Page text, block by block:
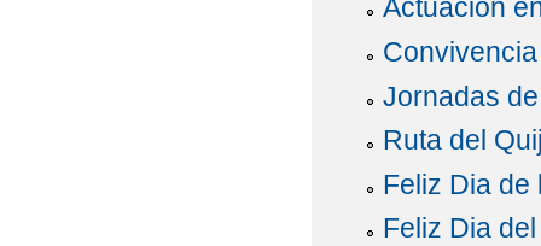
Actuación
Jornadas
Ruta del
Feliz Dia de
Feliz Dia